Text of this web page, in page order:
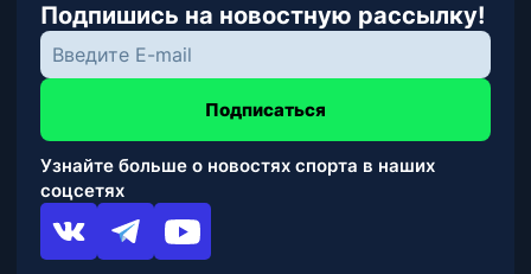
Подпишись на новостную рассылку!
Подписаться
Узнайте больше о новостях спорта в наших
соцсетях